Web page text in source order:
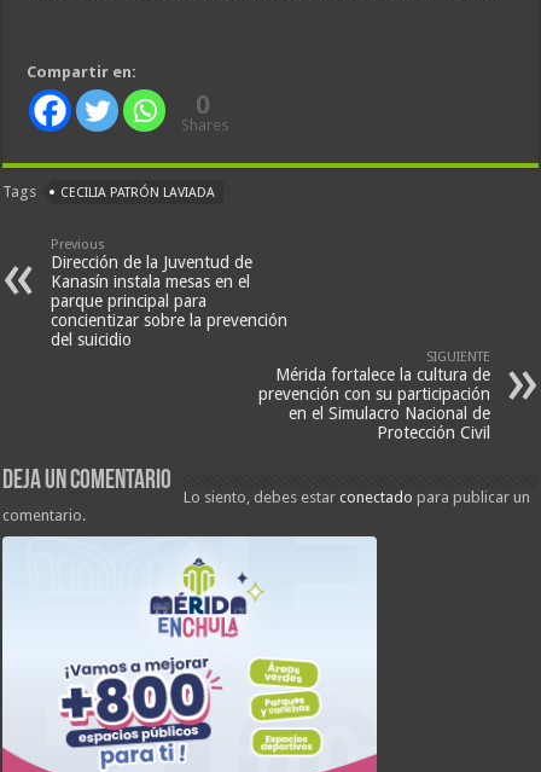
Compartir en:
0
Shares
Tags CECILIA PATRÓN LAVIADA
Previous
Dirección de la Juventud de
Kanasín instala mesas en el
parque principal para
concientizar sobre la prevención
del suicidio
SIGUIENTE
Mérida fortalece la cultura de
prevención con su participación
en el Simulacro Nacional de
Protección Civil
Deja un comentario
Lo siento, debes estarconectado para publicar un
comentario.